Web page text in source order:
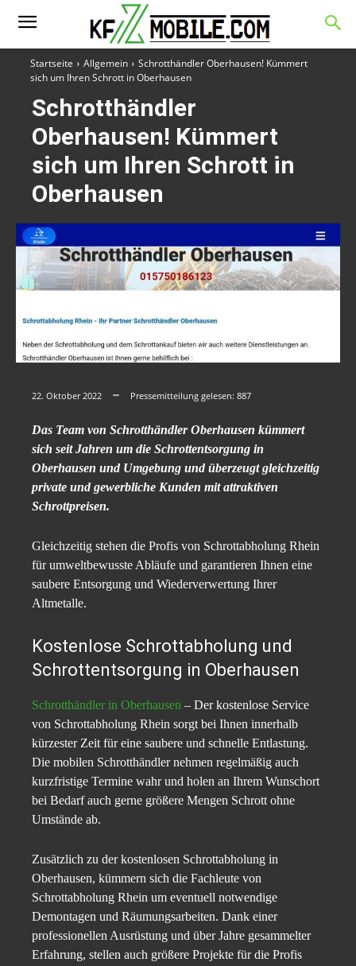
Startseite Allgemein
Schrotthändler Oberhausen! Kümmert
sich um Ihren Schrott in Oberhausen
Schrotthändler
Oberhausen! Kümmert
sich um Ihren Schrott in
Oberhausen
22. Oktober 2022 Pressemitteilung gelesen: 887
Das Team von Schrotthändler Oberhausen kümmert
sich seit Jahren um die Schrottentsorgung in
Oberhausen und Umgebung und überzeugt gleichzeitig
private und gewerbliche Kunden mit attraktiven
Schrottpreisen.
Gleichzeitig stehen die Profis von Schrottabholung Rhein
für umweltbewusste Abläufe und garantieren Ihnen eine
saubere Entsorgung und Wiederverwertung Ihrer
Altmetalle.
Kostenlose Schrottabholung und
Schrottentsorgung in Oberhausen
Schrotthändler in Oberhausen – Der kostenlose Service
von Schrottabholung Rhein sorgt bei Ihnen innerhalb
kürzester Zeit für eine saubere und schnelle Entlastung.
Die mobilen Schrotthändler nehmen regelmäßig auch
kurzfristige Termine wahr und holen an Ihrem Wunschort
bei Bedarf auch gerne größere Mengen Schrott ohne
Umstände ab.
Zusätzlich zu der kostenlosen Schrottabholung in
Oberhausen, kümmern sich die Fachleute von
Schrottabholung Rhein um eventuell notwendige
Demontagen und Räumungsarbeiten. Dank einer
professionellen Ausrüstung und über Jahre gesammelter
Erfahrung, stellen auch größere Projekte für die Profis